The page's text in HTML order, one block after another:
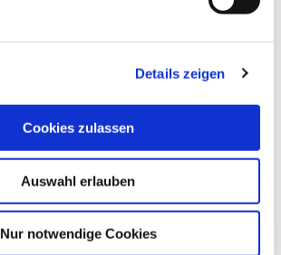
Details zeigen
Cookies zulassen
Auswahl erlauben
Nur notwendige Cookies